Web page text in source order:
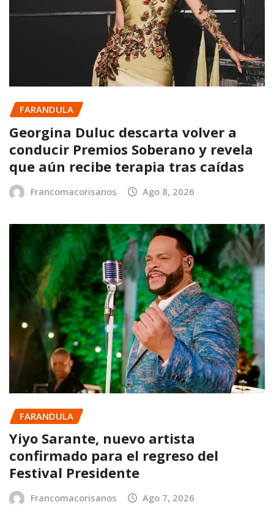
FARANDULA
Georgina Duluc descarta volver a
conducir Premios Soberano y revela
que aún recibe terapia tras caídas
Francomacorisanos Ago 8, 2026
FARANDULA
Yiyo Sarante, nuevo artista
confirmado para el regreso del
Festival Presidente
Francomacorisanos Ago 7, 2026